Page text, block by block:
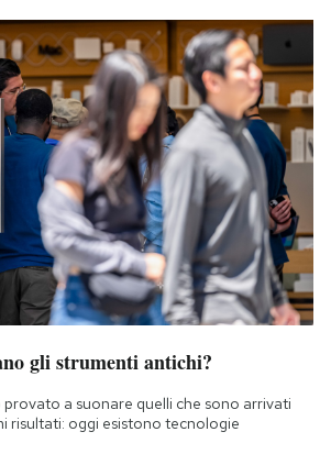
gli strumenti antichi?
provato a suonare quelli che sono arrivati
risultati: oggi esistono tecnologie